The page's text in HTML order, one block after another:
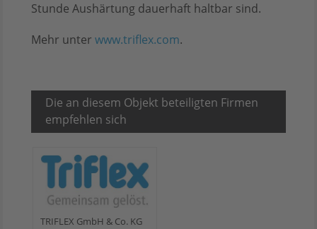
Stunde Aushärtung dauerhaft haltbar sind.
Mehr unter www.triflex.com.
Die an diesem Objekt beteiligten Firmen
empfehlen sich
TRIFLEX GmbH & Co. KG